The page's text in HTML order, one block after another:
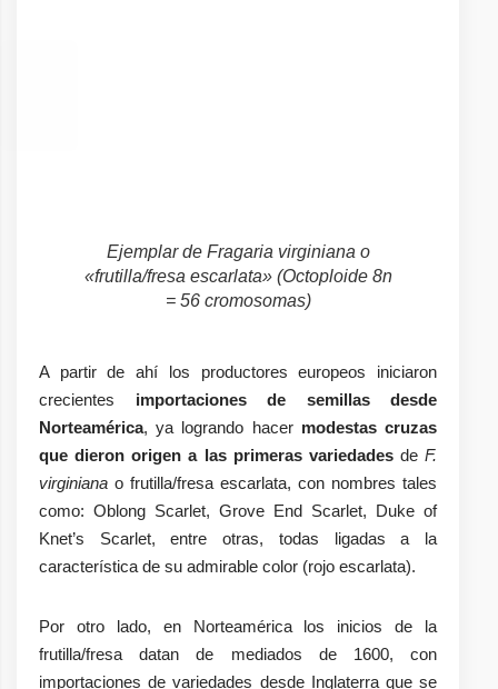
Ejemplar de Fragaria virginiana o
«frutilla/fresa escarlata» (Octoploide 8n
= 56 cromosomas)
A partir de ahí los productores europeos iniciaron
crecientes importaciones de semillas desde
Norteamérica, ya logrando hacer modestas cruzas
que dieron origen a las primeras variedadesde F.
virginiana o frutilla/fresa escarlata, con nombres tales
como: Oblong Scarlet, Grove End Scarlet, Duke of
Knet’s Scarlet, entre otras, todas ligadas a la
característica de su admirable color (rojo escarlata).
Por otro lado, en Norteamérica los inicios de la
frutilla/fresa datan de mediados de 1600, con
importaciones de variedades desde Inglaterra que se